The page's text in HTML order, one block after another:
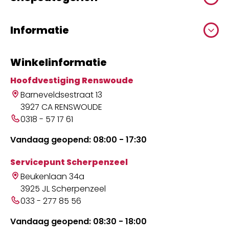
Informatie
Winkelinformatie
Hoofdvestiging Renswoude
Barneveldsestraat 13
3927 CA RENSWOUDE
0318 - 57 17 61
Vandaag geopend: 08:00 - 17:30
Servicepunt Scherpenzeel
Beukenlaan 34a
3925 JL Scherpenzeel
033 - 277 85 56
Vandaag geopend: 08:30 - 18:00